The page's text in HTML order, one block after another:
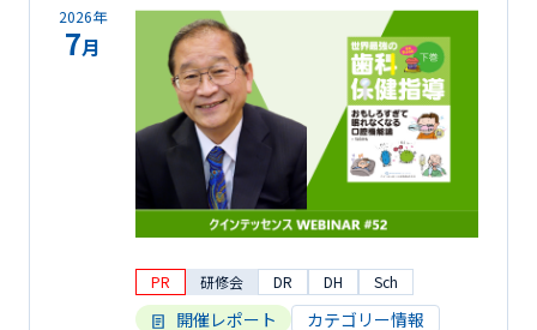
2026年
7月
PR 研修会 DR DH Sch
開催レポート カテゴリー情報